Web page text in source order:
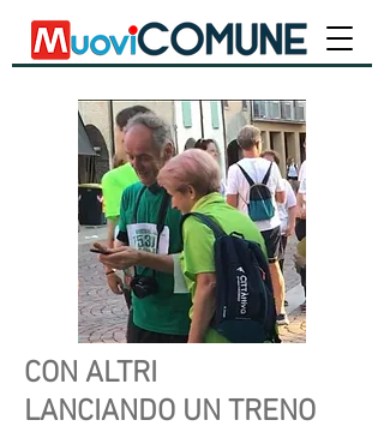
CON ALTRI
LANCIANDO UN TRENO